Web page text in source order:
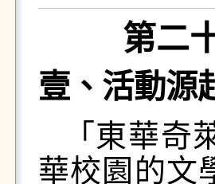
第二
壹、活動源
「東華
華校園的文